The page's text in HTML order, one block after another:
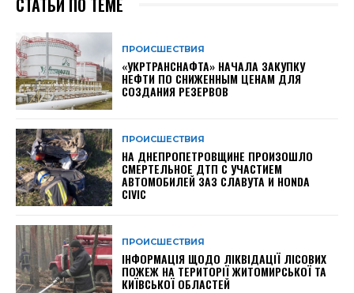
СТАТЬИ ПО ТЕМЕ
ПРОИСШЕСТВИЯ
«УКРТРАНСНАФТА» НАЧАЛА ЗАКУПКУ
НЕФТИ ПО СНИЖЕННЫМ ЦЕНАМ ДЛЯ
СОЗДАНИЯ РЕЗЕРВОВ
ПРОИСШЕСТВИЯ
НА ДНЕПРОПЕТРОВЩИНЕ ПРОИЗОШЛО
СМЕРТЕЛЬНОЕ ДТП С УЧАСТИЕМ
АВТОМОБИЛЕЙ ЗАЗ СЛАВУТА И HONDA
CIVIC
ПРОИСШЕСТВИЯ
ІНФОРМАЦІЯ ЩОДО ЛІКВІДАЦІЇ ЛІСОВИХ
ПОЖЕЖ НА ТЕРИТОРІЇ ЖИТОМИРСЬКОЇ ТА
КИЇВСЬКОЇ ОБЛАСТЕЙ